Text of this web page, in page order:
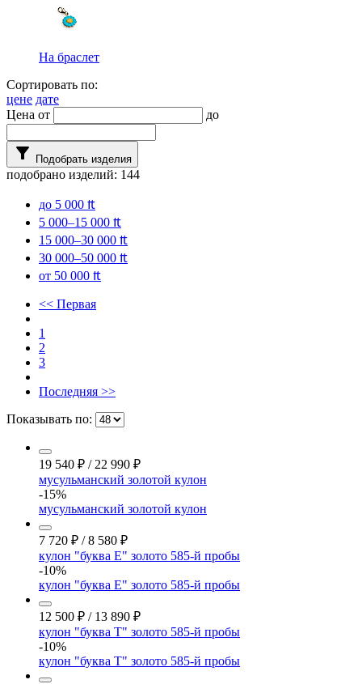
На браслет
Сортировать по:
цене дате
Цена от
до
filter_alt Подобрать изделия
подобрано изделий: 144
до 5 000 ₶
5 000–15 000 ₶
15 000–30 000 ₶
30 000–50 000 ₶
от 50 000 ₶
<< Первая
1
2
3
Последняя >>
Показывать по:
19 540 ₽ / 22 990 ₽
мусульманский золотой кулон
-15%
мусульманский золотой кулон
7 720 ₽ / 8 580 ₽
кулон "буква Е" золото 585-й пробы
-10%
кулон "буква Е" золото 585-й пробы
12 500 ₽ / 13 890 ₽
кулон "буква Т" золото 585-й пробы
-10%
кулон "буква Т" золото 585-й пробы